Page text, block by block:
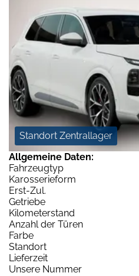
Standort Zentrallager
Allgemeine Daten:
Fahrzeugtyp
Karosserieform
Erst-Zul.
Getriebe
Kilometerstand
Anzahl der Türen
Farbe
Standort
Lieferzeit
Unsere Nummer